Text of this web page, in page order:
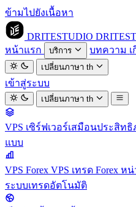
ข้ามไปยังเนื้อหา
DRITESTUDIO
หน้าแรก
บริการ บทความ
เปลี่ยนภาษาth
เข้าสู่ระบบ
เปลี่ยนภาษาth
VPS เซิร์ฟเวอร์เสมือนประสิท
แบบ
VPS Forex VPS เทรด Forex ห
ระบบเทรดอัตโนมัติ